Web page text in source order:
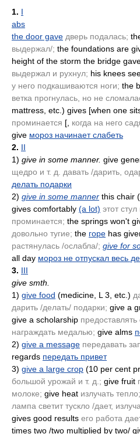
1. I
abs
the door gave дверь подалась;
выдержал/; the foundations are
height of the storm the bridge
выдержал и рухнул; his knees
у него подкашиваются ноги; the
ветка прогнулась, но не
mattress, etc.) gives [when one
проминается [, когда на него
give мороз начинает слабеть
2. II
1) give in some manner. give
щедро и т. д. давать /дарить,
делать подарки
2) give in some manner this chair
gives comfortably (a lot) этот
проминается; the springs won't
довольно тугие; the горе has
растянулась /ослабла/; give for
all day мороз не отпускал весь
3. III
give smth.
1) give food (medicine, L 3, etc.)
дарить /делать/ подарки; give a
give a scholarship
награждать медалью; give alms
2) give a message передавать
regards передать привет
3) give a large crop (10 per cent
большой урожай и т. д.; give fruit
молоке; give heat излучать тепло;
лампа светит тускло /дает,
gives good results его работа
times two /two multiplied by two/